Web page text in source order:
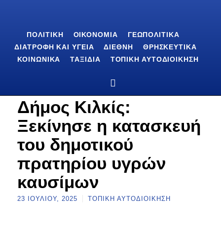
ΠΟΛΙΤΙΚΉ ΟΙΚΟΝΟΜΊΑ
ΓΕΩΠΟΛΙΤΙΚΆ
ΔΙΑΤΡΟΦΉ ΚΑΙ ΥΓΕΊΑ
ΔΙΕΘΝΉ
ΘΡΗΣΚΕΥΤΙΚΆ
ΚΟΙΝΩΝΙΚΆ
ΤΑΞΊΔΙΑ ΤΟΠΙΚΉ ΑΥΤΟΔΙΟΊΚΗΣΗ
Δήμος Κιλκίς:
Ξεκίνησε η κατασκευή
του δημοτικού
πρατηρίου υγρών
καυσίμων
23 ΙΟΥΛΊΟΥ, 2025 ΤΟΠΙΚΉ ΑΥΤΟΔΙΟΊΚΗΣΗ